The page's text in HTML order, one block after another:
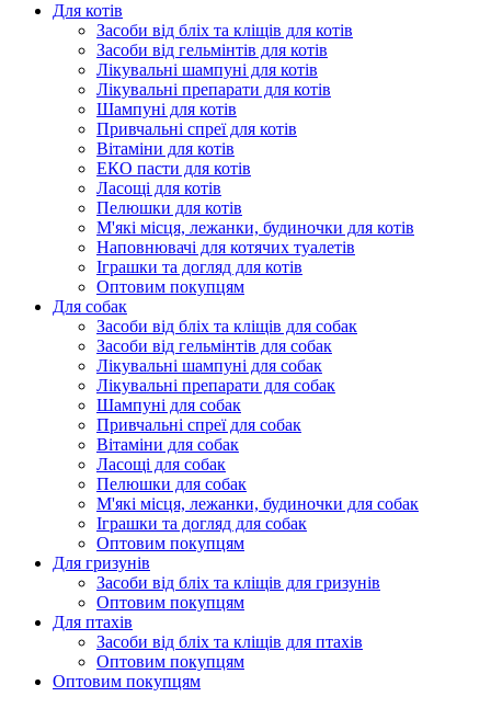
Для котів
Засоби від бліх та кліщів для котів
Засоби від гельмінтів для котів
Лікувальні шампуні для котів
Лікувальні препарати для котів
Шампуні для котів
Привчальні спреї для котів
Вітаміни для котів
ЕКО пасти для котів
Ласощі для котів
Пелюшки для котів
М'які місця, лежанки, будиночки для котів
Наповнювачі для котячих туалетів
Іграшки та догляд для котів
Оптовим покупцям
Для собак
Засоби від бліх та кліщів для собак
Засоби від гельмінтів для собак
Лікувальні шампуні для собак
Лікувальні препарати для собак
Шампуні для собак
Привчальні спреї для собак
Вітаміни для собак
Ласощі для собак
Пелюшки для собак
М'які місця, лежанки, будиночки для собак
Іграшки та догляд для собак
Оптовим покупцям
Для гризунів
Засоби від бліх та кліщів для гризунів
Оптовим покупцям
Для птахів
Засоби від бліх та кліщів для птахів
Оптовим покупцям
Оптовим покупцям